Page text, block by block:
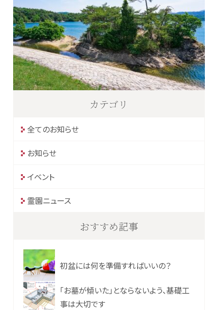
カテゴリ
全てのお知らせ
お知らせ
イベント
霊園ニュース
おすすめ記事
初盆には何を準備すればいいの？
「お墓が傾いた」とならないよう、基礎工
事は大切です